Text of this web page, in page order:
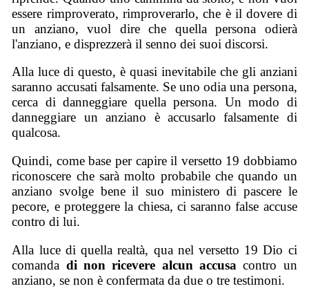
essere rimproverato, rimproverarlo, che è il dovere di
un anziano, vuol dire che quella persona odierà
l'anziano, e disprezzerà il senno dei suoi discorsi.
Alla luce di questo, è quasi inevitabile che gli anziani
saranno accusati falsamente. Se uno odia una persona,
cerca di danneggiare quella persona. Un modo di
danneggiare un anziano è accusarlo falsamente di
qualcosa.
Quindi, come base per capire il versetto 19 dobbiamo
riconoscere che sarà molto probabile che quando un
anziano svolge bene il suo ministero di pascere le
pecore, e proteggere la chiesa, ci saranno false accuse
contro di lui.
Alla luce di quella realtà, qua nel versetto 19 Dio ci
comanda di non ricevere alcun accusa contro un
anziano, se non è confermata da due o tre testimoni.